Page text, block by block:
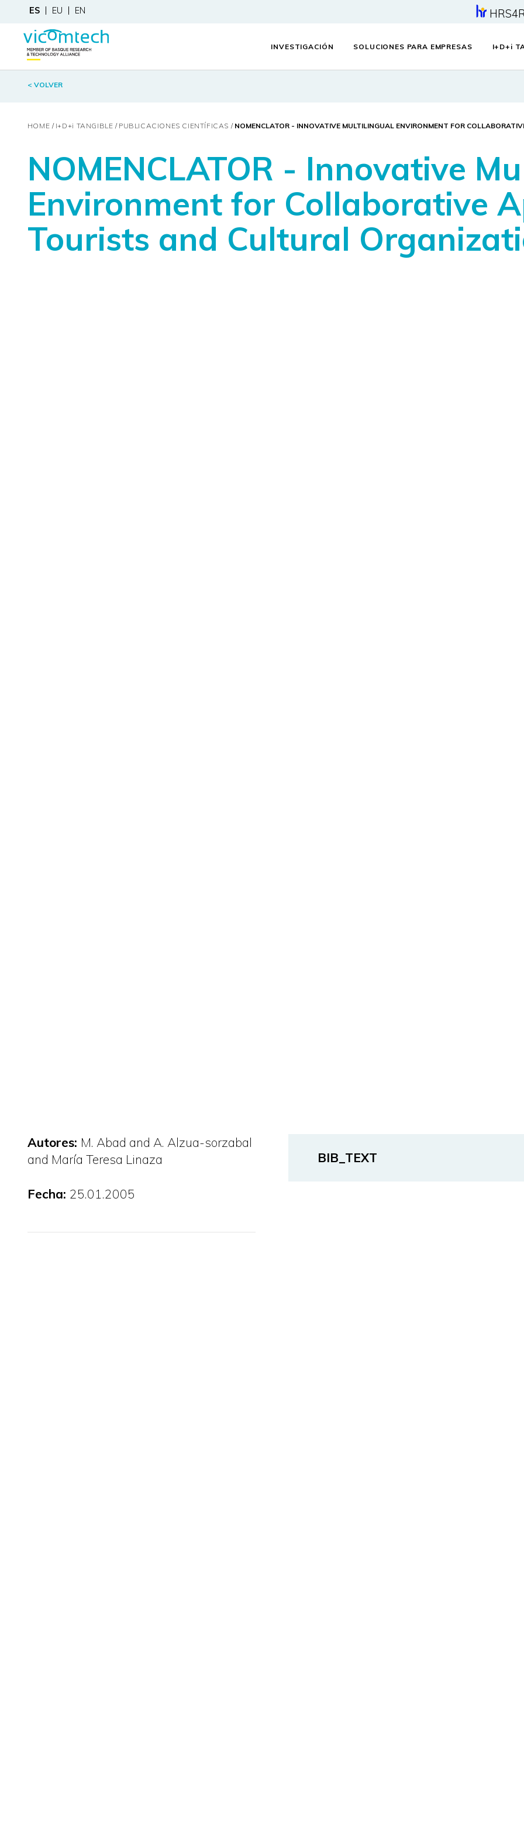
ES EU EN
INVESTIGACIÓN SOLUCIONES PARA EMPRESAS I+D+ i
< VOLVER
HOME I+D+i TANGIBLE PUBLICACIONES CIENTÍFICAS NOMENCLATOR - INNOVATIVE MULTILINGUAL ENVIRONMENT FOR
NOMENCLATOR - Innovative
Environment for Collaborative
Tourists and Cultural
Autores: M. Abad and A. Alzua-sorzabal
and María Teresa Linaza
Fecha: 25.01.2005
BIB_TEXT